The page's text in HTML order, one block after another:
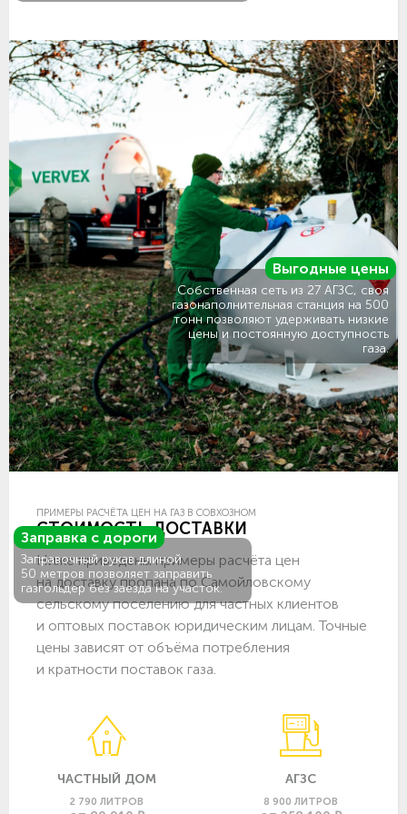
Заправка с дороги
Заправочный рукав длиной
50 метров позволяет заправить
газгольдер без заезда на участок.
Выгодные цены
Собственная сеть из 27 АГЗС, своя
газонаполнительная станция на 500
тонн позволяют удерживать низкие
цены и постоянную доступность
газа.
ПРИМЕРЫ РАСЧЁТА ЦЕН НА ГАЗ В СОВХОЗНОМ
СТОИМОСТЬ ДОСТАВКИ
Ниже приведены примеры расчёта цен
на доставку пропана по Самойловскому
сельскому поселению для частных клиентов
и оптовых поставок юридическим лицам. Точные
цены зависят от объёма потребления
и кратности поставок газа.
ЧАСТНЫЙ ДОМ
2 790 ЛИТРОВ
АГЗС
8 900 ЛИТРОВ